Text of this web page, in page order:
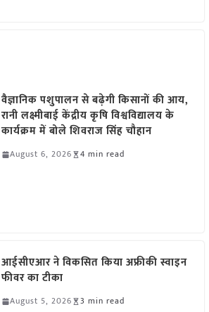
वैज्ञानिक पशुपालन से बढ़ेगी किसानों की आय,
रानी लक्ष्मीबाई केंद्रीय कृषि विश्वविद्यालय के
कार्यक्रम में बोले शिवराज सिंह चौहान
August 6, 2026 4 min read
आईसीएआर ने विकसित किया अफ्रीकी स्वाइन
फीवर का टीका
August 5, 2026 3 min read